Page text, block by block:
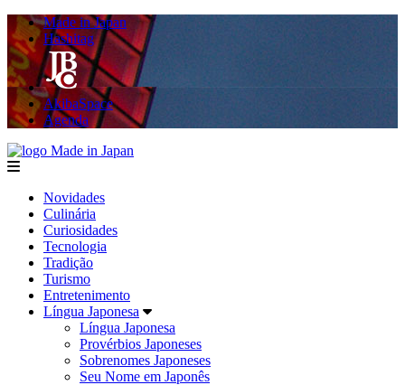
Made in Japan
Hashitag
AkibaSpace
Agenda
menu
Novidades
Culinária
Curiosidades
Tecnologia
Tradição
Turismo
Entretenimento
Língua Japonesa
Língua Japonesa
Provérbios Japoneses
Sobrenomes Japoneses
Seu Nome em Japonês